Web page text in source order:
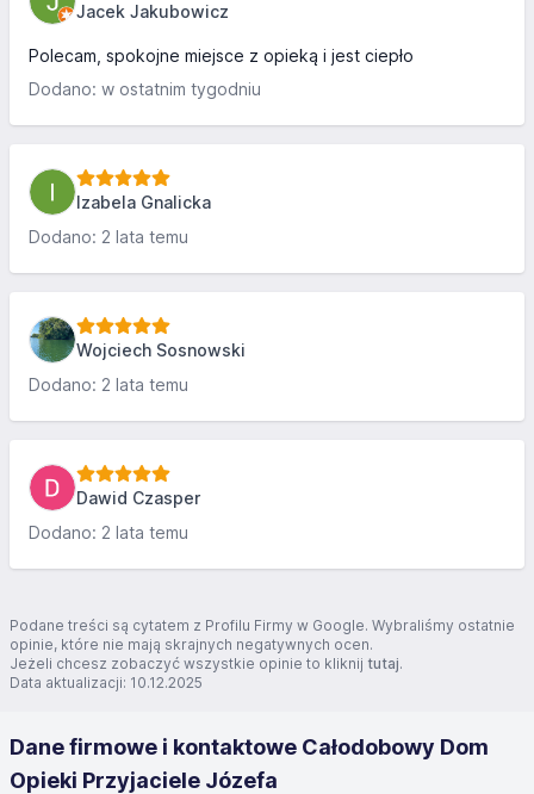
Jacek Jakubowicz
Polecam, spokojne miejsce z opieką i jest ciepło
Dodano: w ostatnim tygodniu
Izabela Gnalicka
Dodano: 2 lata temu
Wojciech Sosnowski
Dodano: 2 lata temu
Dawid Czasper
Dodano: 2 lata temu
Podane treści są cytatem z Profilu Firmy w Google. Wybraliśmy ostatnie
opinie, które nie mają skrajnych negatywnych ocen.
Jeżeli chcesz zobaczyć wszystkie opinie to kliknij tutaj.
Data aktualizacji: 10.12.2025
Dane firmowe i kontaktowe Całodobowy Dom
Opieki Przyjaciele Józefa